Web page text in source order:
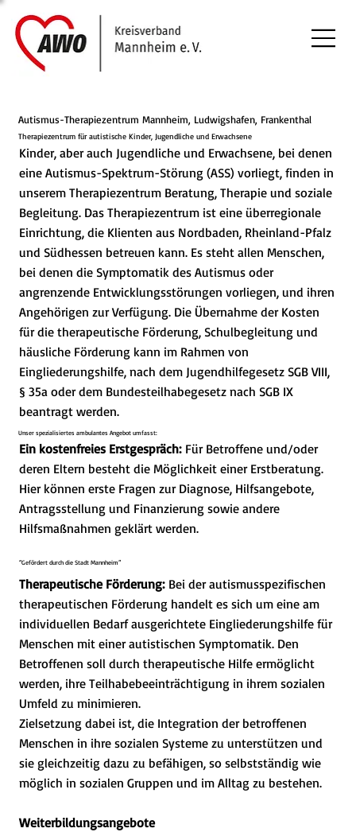
Autismus-Therapiezentrum Mannheim, Ludwigshafen, Frankenthal
Therapiezentrum für autistische Kinder, Jugendliche und Erwachsene
Kinder, aber auch Jugendliche und Erwachsene, bei denen
eine Autismus-Spektrum-Störung (ASS) vorliegt, finden in
unserem Therapiezentrum Beratung, Therapie und soziale
Begleitung. Das Therapiezentrum ist eine überregionale
Einrichtung, die Klienten aus Nordbaden, Rheinland-Pfalz
und Südhessen betreuen kann. Es steht allen Menschen,
bei denen die Symptomatik des Autismus oder
angrenzende Entwicklungsstörungen vorliegen, und ihren
Angehörigen zur Verfügung. Die Übernahme der Kosten
für die therapeutische Förderung, Schulbegleitung und
häusliche Förderung kann im Rahmen von
Eingliederungshilfe, nach dem Jugendhilfegesetz SGB VIII,
§ 35a oder dem Bundesteilhabegesetz nach SGB IX
beantragt werden.
Unser spezialisiertes ambulantes Angebot umfasst:
Ein kostenfreies Erstgespräch:Für Betroffene und/oder
deren Eltern besteht die Möglichkeit einer Erstberatung.
Hier können erste Fragen zur Diagnose, Hilfsangebote,
Antragsstellung und Finanzierung sowie andere
Hilfsmaßnahmen geklärt werden.
“Gefördert durch die Stadt Mannheim”
Therapeutische Förderung:Bei der autismusspezifischen
therapeutischen Förderung handelt es sich um eine am
individuellen Bedarf ausgerichtete Eingliederungshilfe für
Menschen mit einer autistischen Symptomatik. Den
Betroffenen soll durch therapeutische Hilfe ermöglicht
werden, ihre Teilhabebeeinträchtigung in ihrem sozialen
Umfeld zu minimieren.
Zielsetzung dabei ist, die Integration der betroffenen
Menschen in ihre sozialen Systeme zu unterstützen und
sie gleichzeitig dazu zu befähigen, so selbstständig wie
möglich in sozialen Gruppen und im Alltag zu bestehen.
Weiterbildungsangebote